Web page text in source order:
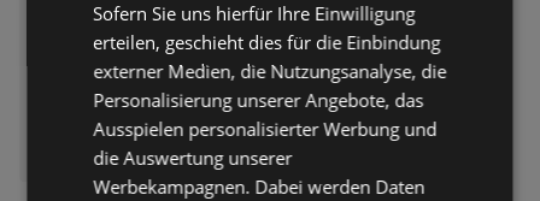
Entfernt: 2,13 km
Sofern Sie uns hierfür Ihre Einwilligung
erteilen, geschieht dies für die Einbindung
externer Medien, die Nutzungsanalyse, die
Personalisierung unserer Angebote, das
Ausspielen personalisierter Werbung und
die Auswertung unserer
Werbekampagnen. Dabei werden Daten